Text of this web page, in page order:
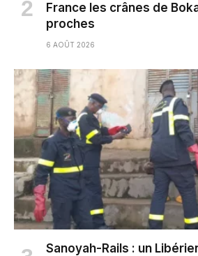
France les crânes de
proches
6 AOÛT 2026
Sanoyah-Rails : un